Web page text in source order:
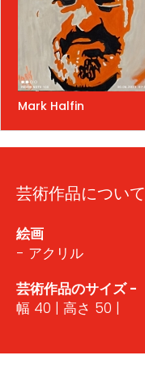
Mark Halfin
芸術作品について
絵画
- アクリル
芸術作品のサイズ -
幅 40 | 高さ 50 |